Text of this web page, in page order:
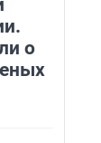
о